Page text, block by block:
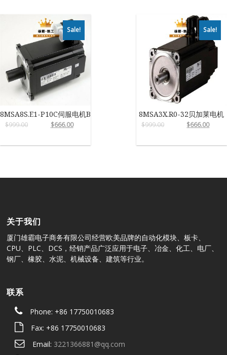
Sale!
8MSA8S.E1-P10C伺服电机B&R
$999.00 $666.00
Sale!
8MSA3X.R0-32贝加莱电机
$999.00 $666.00
关于我们
厦门雄霸电子商务有限公司经营欧美品牌的自动化模块、板卡、
CPU、PLC、DCS，经销产品广泛应用于电子、冶金、化工、电厂、
钢厂、橡胶、水泥、机械设备、建筑等行业。
联系
Phone: +86 17750010683
Fax: +86 17750010683
Email: 3221366881@qq.com